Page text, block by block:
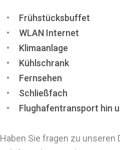
Frühstücksbuffet
WLAN Internet
Klimaanlage
Kühlschrank
Fernsehen
Schließfach
Flughafentransport hin
Haben Sie fragen zu unseren